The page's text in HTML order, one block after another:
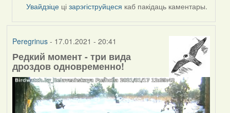
Peregrinus
Увайдзіце цізарэгіструйцеся каб пакідаць каментары.
Peregrinus- 17.01.2021 - 20:41
Редкий момент - три вида
дроздов одновременно!